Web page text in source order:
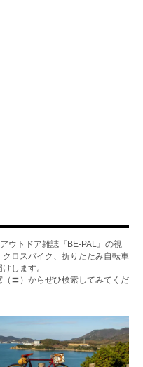
ウトドア雑誌『BE-PAL』の視
ロスバイク、折りたたみ自転車
します。
〓）からぜひ検索してみてくだ